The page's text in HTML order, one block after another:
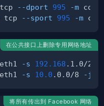
--dport 995 -m
tcp --sport 995 -m
在公共接口上删除专用网络地址
-s 192.168 .1.0/24
-s 10.0 .0.0/8 -j
将所有传出到 Facebook 网络